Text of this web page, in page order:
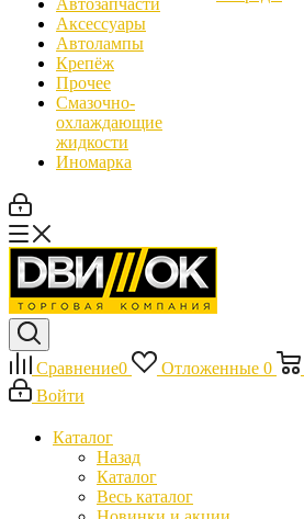
Автозапчасти
Аксессуары
Автолампы
Крепёж
Прочее
Смазочно-
охлаждающие
жидкости
Иномарка
Сравнение0 Отложенные 0
Войти
Каталог
Назад
Каталог
Весь каталог